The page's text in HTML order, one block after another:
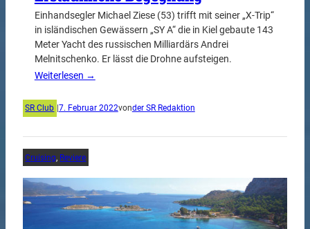
Einhandsegler Michael Ziese (53) trifft mit seiner „X-Trip“
in isländischen Gewässern „SY A“ die in Kiel gebaute 143
Meter Yacht des russischen Milliardärs Andrei
Melnitschenko. Er lässt die Drohne aufsteigen.
Weiterlesen →
SR Club 7. Februar 2022vonder SR Redaktion
Cruising, Reviere